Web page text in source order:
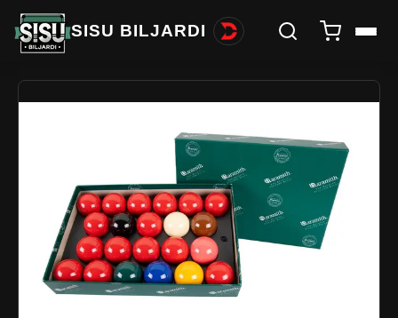
SISU BILJARDI